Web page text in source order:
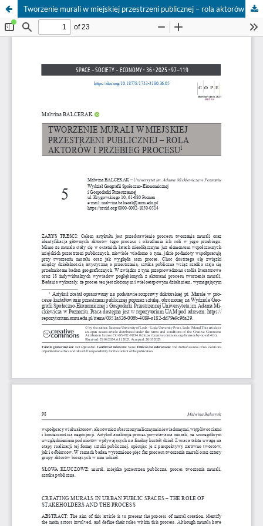
Tworzenie murali w miejskiej przestrzeni publicznej – rola aktorów i przebieg procesu